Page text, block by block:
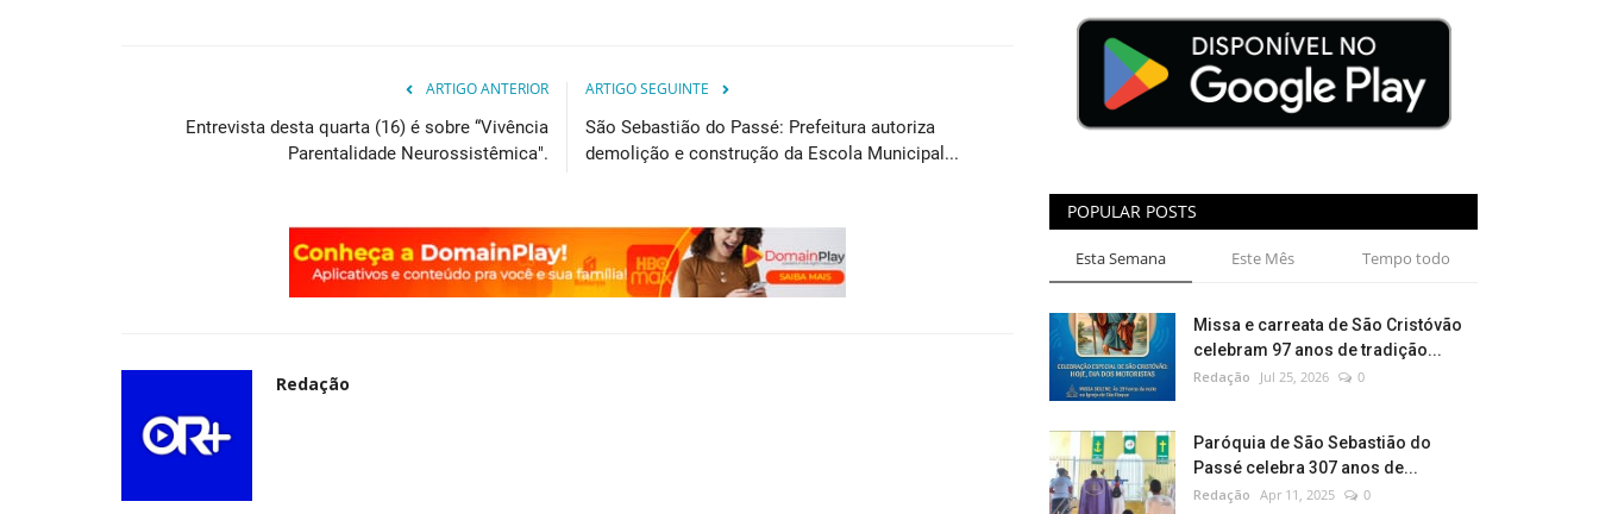
ARTIGO ANTERIOR
Entrevista desta quarta (16) é sobre “Vivência
Parentalidade Neurossistêmica".
ARTIGO SEGUINTE
São Sebastião do Passé: Prefeitura autoriza
demolição e construção da Escola Municipal...
Redação
POPULAR POSTS
Esta Semana Este Mês Tempo todo
Missa e carreata de São Cristóvão
celebram 97 anos de tradição...
Redação Jul 25, 2026 0
Paróquia de São Sebastião do
Passé celebra 307 anos de...
Redação Apr 11, 2025 0